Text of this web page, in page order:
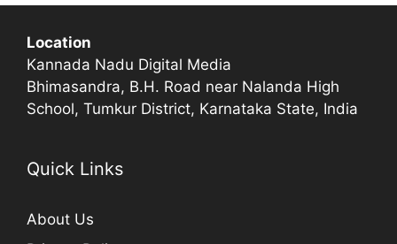
Location
Kannada Nadu Digital Media
Bhimasandra, B.H. Road near Nalanda High
School, Tumkur District, Karnataka State, India
Quick Links
About Us